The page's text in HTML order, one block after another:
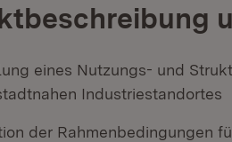
eines Nutzungs- und
Industriestandortes
der Rahmenbedingungen